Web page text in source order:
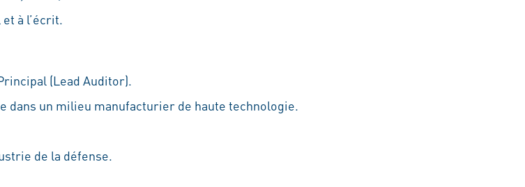
à l’écrit.
(Lead Auditor).
dans un milieu manufacturier de haute technologie.
de la défense.